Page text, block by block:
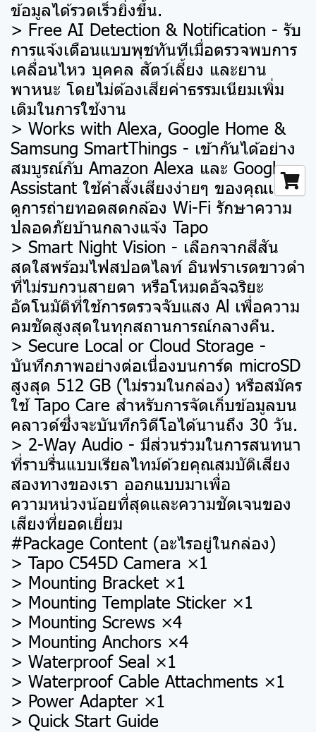
ข้อมูลได้รวดเร็วยิ่งขึ้น.
> Free AI Detection & Notification - รับ
การแจ้งเตือนแบบพุชทันทีเมื่อตรวจพบการ
เคลื่อนไหว บุคคล สัตว์เลี้ยง และยาน
พาหนะ โดยไม่ต้องเสียค่าธรรมเนียมเพิ่ม
เติมในการใช้งาน
> Works with Alexa, Google Home &
Samsung SmartThings - เข้ากันได้อย่าง
สมบูรณ์กับ Amazon Alexa และ Google
Assistant ใช้คำสั่งเสียงง่ายๆ ของคุณเพื่อ
ดูการถ่ายทอดสดกล้อง Wi-Fi รักษาความ
ปลอดภัยบ้านกลางแจ้ง Tapo
> Smart Night Vision - เลือกจากสีสัน
สดใสพร้อมไฟสปอตไลท์ อินฟราเรดขาวดำ
ที่ไม่รบกวนสายตา หรือโหมดอัจฉริยะ
อัตโนมัติที่ใช้การตรวจจับแสง Al เพื่อความ
คมชัดสูงสุดในทุกสถานการณ์กลางคืน.
> Secure Local or Cloud Storage -
บันทึกภาพอย่างต่อเนื่องบนการ์ด microSD
สูงสุด 512 GB (ไม่รวมในกล่อง) หรือสมัคร
ใช้ Tapo Care สำหรับการจัดเก็บข้อมูลบน
คลาวด์ซึ่งจะบันทึกวิดีโอได้นานถึง 30 วัน.
> 2-Way Audio - มีส่วนร่วมในการสนทนา
ที่ราบรื่นแบบเรียลไทม์ด้วยคุณสมบัติเสียง
สองทางของเรา ออกแบบมาเพื่อ
ความหน่วงน้อยที่สุดและความชัดเจนของ
เสียงที่ยอดเยี่ยม
#Package Content (อะไรอยู่ในกล่อง)
> Tapo C545D Camera ×1
> Mounting Bracket ×1
> Mounting Template Sticker ×1
> Mounting Screws ×4
> Mounting Anchors ×4
> Waterproof Seal ×1
> Waterproof Cable Attachments ×1
> Power Adapter ×1
> Quick Start Guide